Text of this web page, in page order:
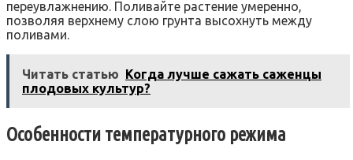
переувлажнению. Поливайте растение умеренно,
позволяя верхнему слою грунта высохнуть между
поливами.
Читать статью Когда лучше сажать саженцы
плодовых культур?
Особенности температурного режима